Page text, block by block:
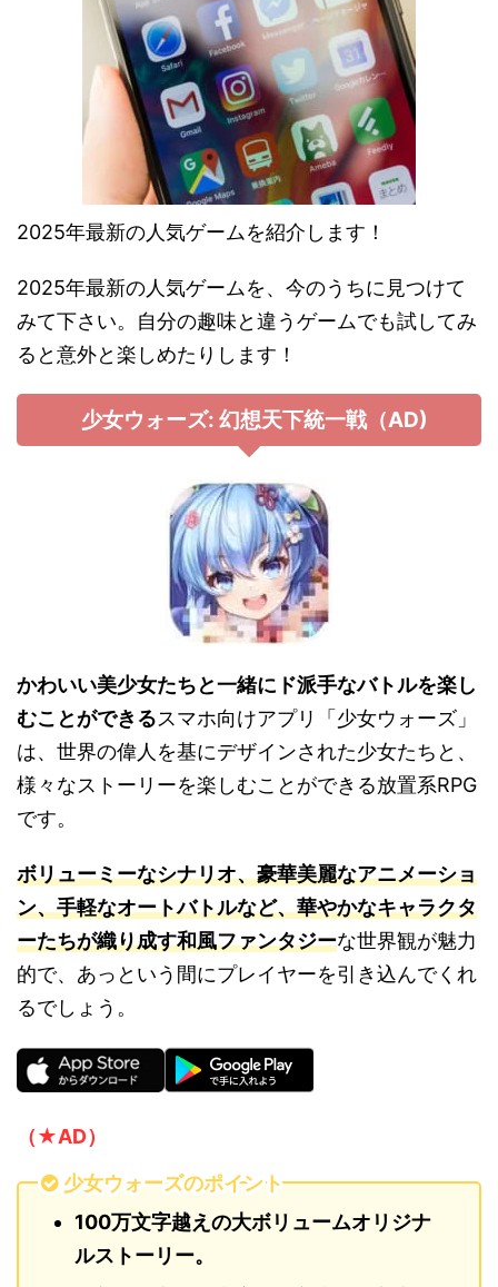
2025年最新の人気ゲームを紹介します！
2025年最新の人気ゲームを、今のうちに見つけて
みて下さい。自分の趣味と違うゲームでも試してみ
ると意外と楽しめたりします！
少女ウォーズ: 幻想天下統一戦（AD)
かわいい美少女たちと一緒にド派手なバトルを楽し
むことができるスマホ向けアプリ「少女ウォーズ」
は、世界の偉人を基にデザインされた少女たちと、
様々なストーリーを楽しむことができる放置系RPG
です。
ボリューミーなシナリオ、豪華美麗なアニメーショ
ン、手軽なオートバトルなど、華やかなキャラクタ
ーたちが織り成す和風ファンタジーな世界観が魅力
的で、あっという間にプレイヤーを引き込んでくれ
るでしょう。
（★AD）
少女ウォーズのポイント
100万文字越えの大ボリュームオリジナ
ルストーリー。